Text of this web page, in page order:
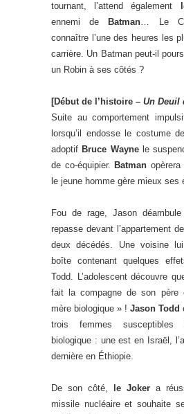
tournant, l’attend également
ennemi de
Batman… Le
connaître l’une des heures les
carrière. Un Batman peut-il
un Robin à ses côtés ?
[Début de l’histoire – Un Deuil
Suite au comportement
lorsqu’il endosse le costume de
adoptif Bruce Waynele
de co-équipier. Batman
le jeune homme gère mieux ses
Fou de rage, Jason
repasse devant l’appartement
deux décédés. Une voisine
boîte contenant quelques
Todd. L’adolescent découvre
fait la compagne de son
mère biologique » ! Jason Todd
trois femmes susceptibles
biologique : une est en Israël,
dernière en Éthiopie.
De son côté, le Joker a
missile nucléaire et souhaite